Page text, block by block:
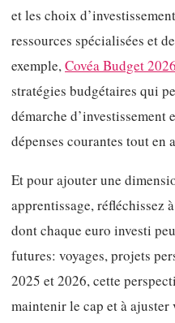
et les choix
ressources spécialisées et
exemple,Covéa Budget 2026
stratégies budgétaires qui
démarche d’investissement
dépenses courantes tout en
Et pour ajouter une
apprentissage, réfléchissez
dont chaque euro investi
futures: voyages, projets
2025 et 2026, cette
maintenir le cap et à